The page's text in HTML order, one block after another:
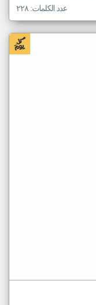
عدد الكلمات: ٢٢٨